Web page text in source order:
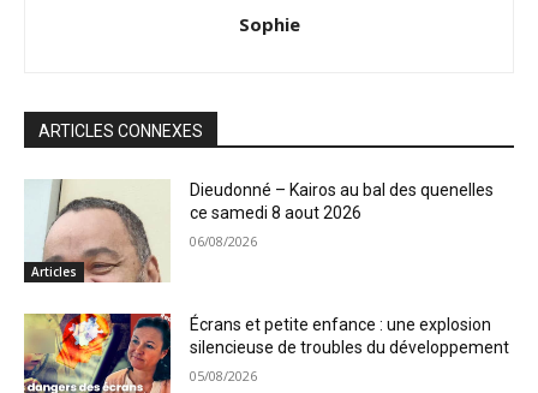
Sophie
ARTICLES CONNEXES
Articles
Dieudonné – Kairos au bal des quenelles
ce samedi 8 aout 2026
06/08/2026
Écrans et petite enfance : une explosion
silencieuse de troubles du développement
05/08/2026